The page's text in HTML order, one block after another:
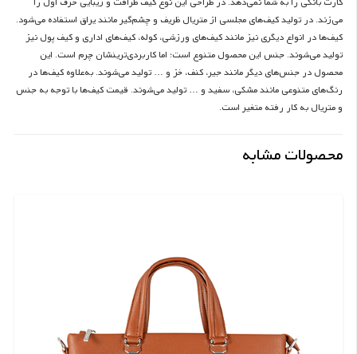
می‌زند. در تولید کیف‌های مجلسی از متریال ظریف و چشم‌گیر مانند یراق استفاده می‌شود.
کیف‌ها در انواع دیگری نیز مانند کیف‌های ورزشی، کوله، کیف‌های اداری و کیف پول نیز
تولید می‌شوند. جنس این محصول متنوع است؛ اما کاربردی‌ترینشان چرم است. این
محصول در جنس‌های دیگر مانند جیر، کنف، خز و … تولید می‌شوند. به‌علاوه کیف‌ها در
رنگ‌های متنوعی مانند مشکی، سفید و … تولید می‌شوند. قیمت کیف‌ها با توجه به جنس
و متریال به کار رفته متغیر است.
محصولات مشابه